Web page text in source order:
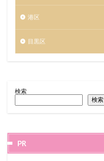
港区
目黒区
検索
検索
PR